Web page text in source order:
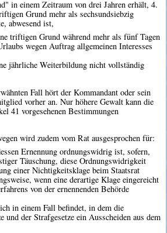
in einem Zeitraum von drei Jahren erhält, 4.
Grund mehr als sechsundsiebzig
abwesend ist,
triftigen Grund während mehr als fünf Tagen
wegen Auftrag allgemeinen Interesses
jährliche Weiterbildung nicht vollständig
Fall hört der Kommandant oder sein
vorher an. Nur höhere Gewalt kann die
41 vorgesehenen Bestimmungen
wird zudem vom Rat ausgesprochen für:
Ernennung ordnungswidrig ist, sofern,
Täuschung, diese Ordnungswidrigkeit
einer Nichtigkeitsklage beim Staatsrat
wenn eine derartige Klage eingereicht
von der ernennenden Behörde
in einem Fall befindet, in dem die
und der Strafgesetze ein Ausscheiden aus dem